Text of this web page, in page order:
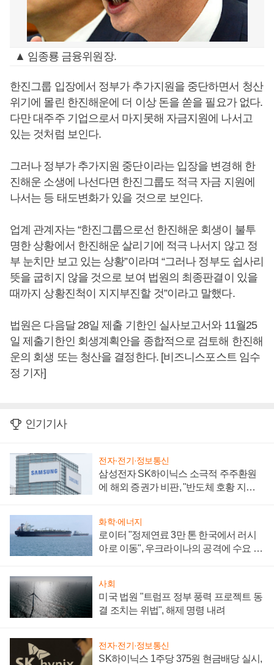
▲ 임종룡 금융위원장.
한진그룹 입장에서 정부가 추가지원을 중단하면서 청산
위기에 몰린 한진해운에 더 이상 돈을 쏟을 필요가 없다.
다만 대주주 기업으로서 마지못해 자금지원에 나서고
있는 것처럼 보인다.
그러나 정부가 추가지원 중단이라는 입장을 변경해 한
진해운 소생에 나선다면 한진그룹도 적극 자금 지원에
나서는 등 태도변화가 있을 것으로 보인다.
업계 관계자는 “한진그룹으로선 한진해운 회생이 불투
명한 상황에서 한진해운 살리기에 적극 나서지 않고 정
부 눈치만 보고 있는 상황”이라며 “그러나 정부도 쉽사리
뜻을 굽히지 않을 것으로 보여 법원의 최종판결이 있을
때까지 상황진척이 지지부진할 것”이라고 말했다.
법원은 다음달 28일 제출 기한인 실사보고서와 11월25
일 제출기한인 회생계획안을 종합적으로 검토해 한진해
운의 회생 또는 청산을 결정한다. [비즈니스포스트 임수
정 기자]
인기기사
전자·전기·정보통신
삼성전자 SK하이닉스 소극적 주주환원
에 해외 증권가 비판, "반도체 호황 지속
화학·에너지
로이터 "정제연료 3만 톤 한국에서 러시
아로 이동", 우크라이나의 공격에 수요 늘
사회
미국 법원 "트럼프 정부 풍력 프로젝트 동
결 조치는 위법", 해제 명령 내려
전자·전기·정보통신
SK하이닉스 1주당 375원 현금배당 실시,